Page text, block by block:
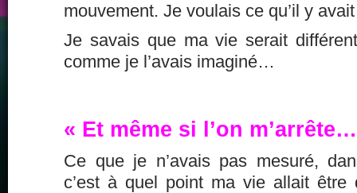
mouvement. Je voulais ce qu’il y
Je savais que ma vie serait
comme je l’avais imaginé…
« Et même si l’on
Ce que je n’avais pas mesuré,
c’est à quel point ma vie allait être